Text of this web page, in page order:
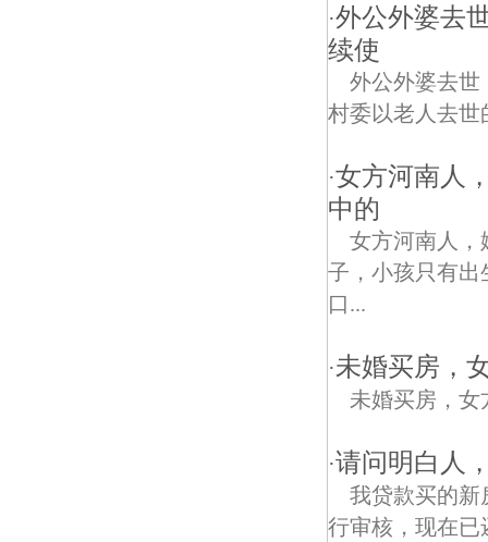
·外公外婆去
续使
外公外婆去世
村委以老人去世
·女方河南人
中的
女方河南人，
子，小孩只有出
口...
·未婚买房，
未婚买房，
·请问明白人
我贷款买的新
行审核，现在已